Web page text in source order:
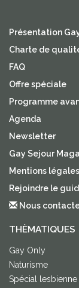
Présentation
Charte de
FAQ
Offre spéciale
Programme
Agenda
Newsletter
Gay Sejour
Mentions légales
Rejoindre le
Nous
THÈMATIQUES
Gay Only
Naturisme
Spécial lesbienne